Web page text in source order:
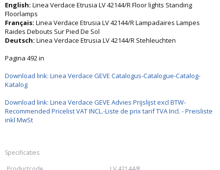
English: Linea Verdace Etrusia LV 42144/R Floor lights Standing
Floorlamps
Français: Linea Verdace Etrusia LV 42144/R Lampadaires Lampes
Raides Debouts Sur Pied De Sol
Deutsch: Linea Verdace Etrusia LV 42144/R Stehleuchten
Pagina 492 in
Download link: Linea Verdace GEVE Catalogus-Catalogue-Catalog-
Katalog
Download link: Linea Verdace GEVE Advies Prijslijst excl BTW-
Recommended Pricelist VAT INCL.-Liste de prix tarif TVA Incl. - Preisliste
inkl MwSt
Specificaties